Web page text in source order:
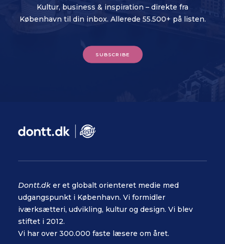
Kultur, business & inspiration – direkte fra
København til din inbox. Allerede 55.500+ på listen.
SUBSCRIBE
Dontt.dk er et globalt orienteret medie med
udgangspunkt i København. Vi formidler
iværksætteri, udvikling, kultur og design. Vi blev
stiftet i 2012.
Vi har over 300.000 faste læsere om året.